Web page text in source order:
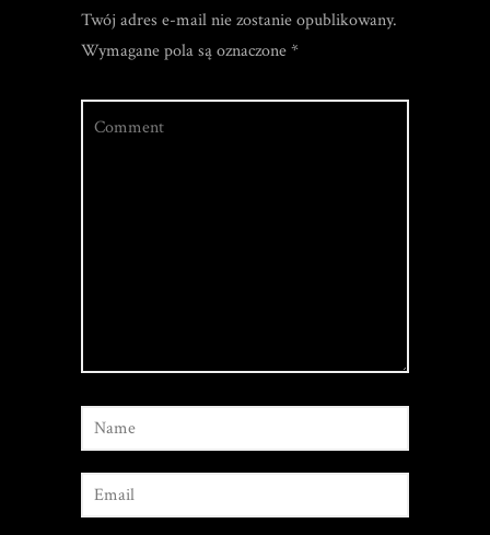
Twój adres e-mail nie zostanie opublikowany.
Wymagane pola są oznaczone*